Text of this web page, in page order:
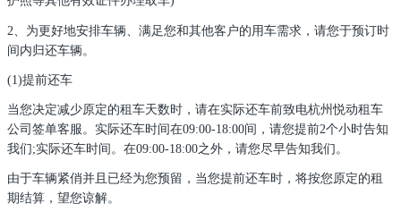
2、为更好地安排车辆、满足您和其他客户的用车需求，请您于预订时
间内归还车辆。
(1)提前还车
当您决定减少原定的租车天数时，请在实际还车前致电杭州悦动租车
公司签单客服。实际还车时间在09:00-18:00间，请您提前2个小时告知
我们;实际还车时间。在09:00-18:00之外，请您尽早告知我们。
由于车辆紧俏并且已经为您预留，当您提前还车时，将按您原定的租
期结算，望您谅解。